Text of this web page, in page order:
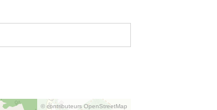
© contributeurs OpenStreetMap